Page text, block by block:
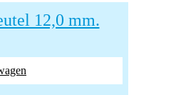
12,0 mm.